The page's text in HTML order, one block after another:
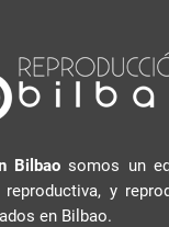
Bilbao somos un
reproductiva, y
en Bilbao.